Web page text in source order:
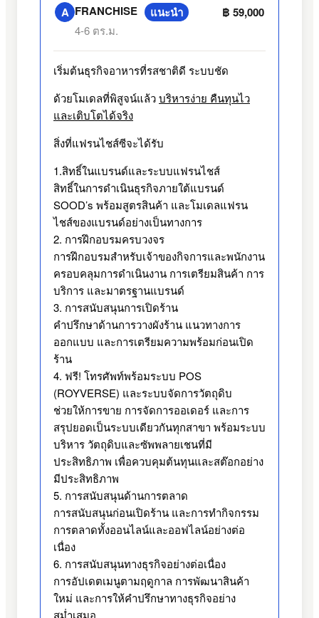
A FRANCHISE
แนะนำ
4-6 ตร.ม.
฿ 59,000
เริ่มต้นธุรกิจอาหารที่รสชาติดี ระบบชัด
ด้วยโมเดลที่พิสูจน์แล้วบริหารง่าย คืนทุนไว
และเติบโตได้จริง
สิ่งที่แฟรนไชส์ซีจะได้รับ
1.สิทธิ์ในแบรนด์และระบบแฟรนไชส์
สิทธิ์ในการดำเนินธุรกิจภายใต้แบรนด์
SOOD’s พร้อมสูตรสินค้า และโมเดลแฟรน
ไชส์ของแบรนด์อย่างเป็นทางการ
2. การฝึกอบรมครบวงจร
การฝึกอบรมสำหรับเจ้าของกิจการและพนักงาน
ครอบคลุมการดำเนินงาน การเตรียมสินค้า การ
บริการ และมาตรฐานแบรนด์
3. การสนับสนุนการเปิดร้าน
คำปรึกษาด้านการวางผังร้าน แนวทางการ
ออกแบบ และการเตรียมความพร้อมก่อนเปิด
ร้าน
4. ฟรี! โทรศัพท์พร้อมระบบ POS
(ROYVERSE) และระบบจัดการวัตถุดิบ
ช่วยให้การขาย การจัดการออเดอร์ และการ
สรุปยอดเป็นระบบเดียวกันทุกสาขา พร้อมระบบ
บริหาร วัตถุดิบและซัพพลายเชนที่มี
ประสิทธิภาพ เพื่อควบคุมต้นทุนและสต๊อกอย่าง
มีประสิทธิภาพ
5. การสนับสนุนด้านการตลาด
การสนับสนุนก่อนเปิดร้าน และการทำกิจกรรม
การตลาดทั้งออนไลน์และออฟไลน์อย่างต่อ
เนื่อง
6. การสนับสนุนทางธุรกิจอย่างต่อเนื่อง
การอัปเดตเมนูตามฤดูกาล การพัฒนาสินค้า
ใหม่ และการให้คำปรึกษาทางธุรกิจอย่าง
สม่ำเสมอ